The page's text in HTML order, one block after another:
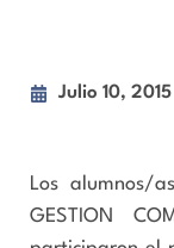
Julio 10, 2015
Los alumnos/
GESTION